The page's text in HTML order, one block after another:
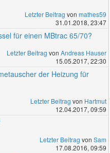
Letzter Beitrag von mathes59
31.01.2018, 23:47
für einen MBtrac 65/70?
Letzter Beitrag von Andreas Hauser
15.05.2017, 22:30
der Heizung für
Letzter Beitrag von Hartmut
12.04.2017, 09:59
Letzter Beitrag von Sam
17.08.2016, 09:59